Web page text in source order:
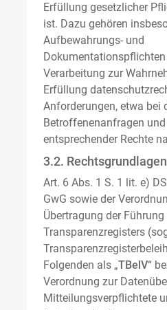
Erfüllung gesetzlicher
ist. Dazu gehören
Aufbewahrungs- und
Verarbeitung zur
Erfüllung
Anforderungen, etwa bei
Betroffenenanfragen
entsprechender Rechte
3.2.
Art. 6 Abs. 1 S. 1 lit. e)
GwG sowie der
Übertragung der Führung
Transparenzregisters
Folgenden als „TBelV“
Verordnung zur
Mitteilungsverpflichtete